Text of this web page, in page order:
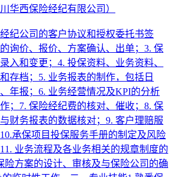
华西保险经纪有限公司）
纪公司的客户协议和授权委托书签
询价、报价、方案确认、出单；3. 保
入和变更；4. 投保资料、业务资料、
存档；5. 业务报表的制作，包括日
年报；6. 业务经营情况及KPI的分析
；7. 保险经纪费的核对、催收；8. 保
财务报表的数据核对；9. 客户理赔服
承保项目投保服务手册的制定及风险
业务流程及各业务相关的规章制度的
险方案的设计、审核及与保险公司的确